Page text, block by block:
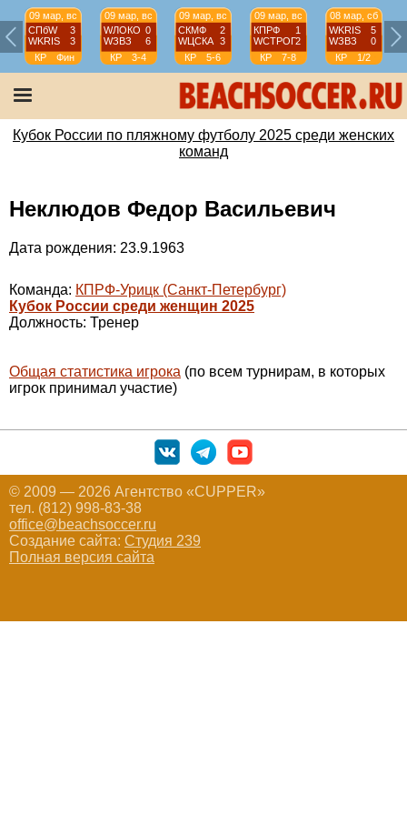
09 мар, вс
СПбW
3
WKRIS
3
КР
Фин
09 мар, вс
WЛОКО 0
WЗВЗ
6
КР
3-4
09 мар, вс
СКМФ
2
WЦСКА
3
КР
5-6
09 мар, вс
КПРФ
1
WCТРОГ2
КР
7-8
08 мар, сб
WKRIS
5
WЗВЗ
0
КР
1/2
Кубок России по пляжному футболу 2025 среди женских
команд
Неклюдов Федор Васильевич
Дата рождения: 23.9.1963
Команда: КПРФ-Урицк (Санкт-Петербург)
Кубок России среди женщин 2025
Должность: Тренер
Общая статистика игрока (по всем турнирам, в которых
игрок принимал участие)
© 2009 — 2026 Агентство «CUPPER»
тел. (812) 998-83-38
office@beachsoccer.ru
Создание сайта: Студия 239
Полная версия сайта